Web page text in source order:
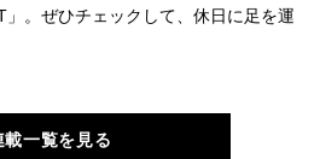
。ぜひチェックして、休日に足を運
載一覧を見る